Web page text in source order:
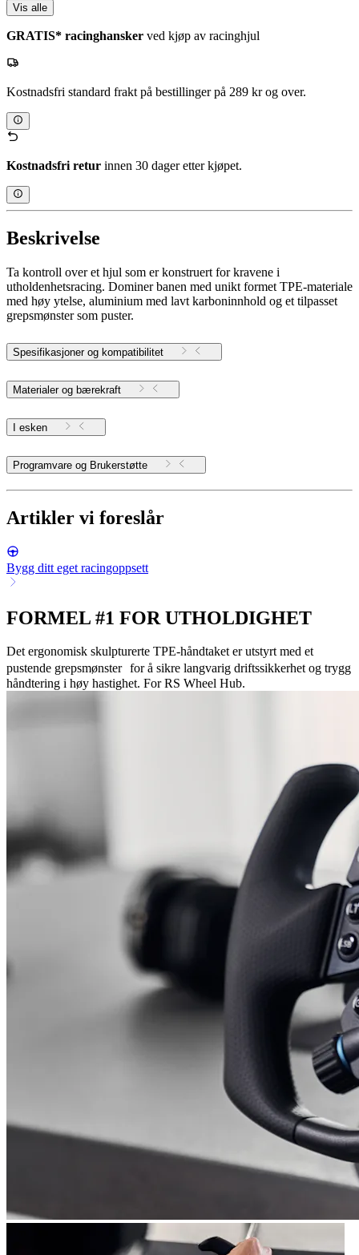
Vis alle
GRATIS* racinghansker ved kjøp av racinghjul
Kostnadsfri standard frakt på bestillinger på 289 kr og over.
Kostnadsfri retur innen 30 dager etter kjøpet.
Beskrivelse
Ta kontroll over et hjul som er konstruert for kravene i
utholdenhetsracing. Dominer banen med unikt formet TPE-materiale
med høy ytelse, aluminium med lavt karboninnhold og et tilpasset
grepsmønster som puster.
Spesifikasjoner og kompatibilitet
Materialer og bærekraft
I esken
Programvare og Brukerstøtte
Artikler vi foreslår
Bygg ditt eget racingoppsett
FORMEL #1 FOR UTHOLDIGHET
Det ergonomisk skulpturerte TPE-håndtaket er utstyrt med et
pustende grepsmønster for å sikre langvarig driftssikkerhet og trygg
håndtering i høy hastighet. For RS Wheel Hub.